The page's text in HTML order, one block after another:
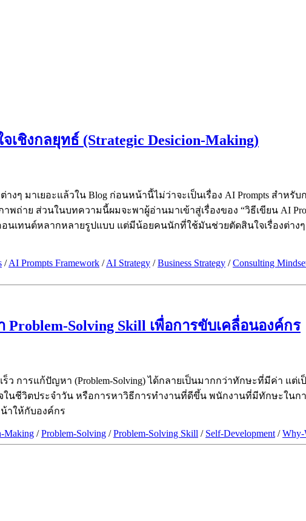
เชิงกลยุทธ์ (Strategic Desicion-Making)
งๆ มาเยอะแล้วใน Blog ก่อนหน้านี้ไม่ว่าจะเป็นเรื่อง AI Prompts สำหรั
ถ่าย ส่วนในบทความนี้ผมจะพาผู้อ่านมาเข้าสู่เรื่องของ “วิธีเขียน AI
เทนต์หลากหลายรูปแบบ แต่มีน้อยคนนักที่ใช้มันช่วยตัดสินใจเรื่องต่าง
/AI Prompts Framework /AI Strategy /Business Strategy /Consulting
Solving Skill เพื่อการขับเคลื่อนองค์กร
ว การแก้ปัญหา (Problem-Solving) ได้กลายเป็นมากกว่าทักษะที่มีค่า แ
ชีวิตประจำวัน หรือการหาวิธีการทำงานที่ดีขึ้น พนักงานที่มีทักษะในกา
าให้กับองค์กร
Making /Problem-Solving /Problem-Solving Skill / Self-Development /Why-